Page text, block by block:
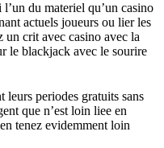
du materiel qu’un casino
actuels joueurs ou lier les
un crit avec casino avec la
le blackjack avec le sourire
leurs periodes gratuits sans
que n’est loin liee en
tenez evidemment loin